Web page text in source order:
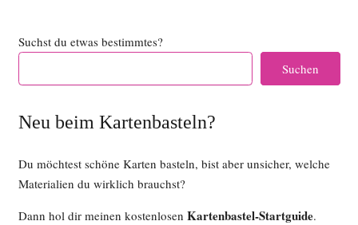
Suchst du etwas bestimmtes?
Suchen
Neu beim Kartenbasteln?
Du möchtest schöne Karten basteln, bist aber unsicher, welche
Materialien du wirklich brauchst?
Dann hol dir meinen kostenlosen Kartenbastel-Startguide.